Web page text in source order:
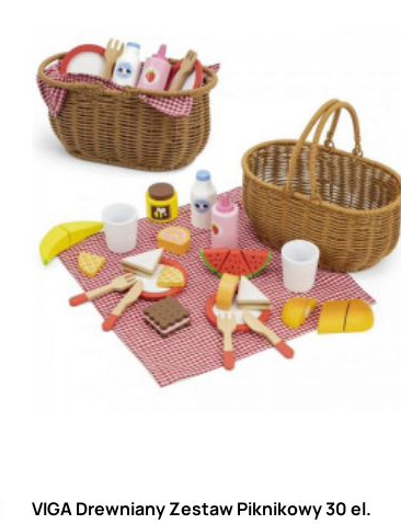
VIGA Drewniany Zestaw Piknikowy 30 el.